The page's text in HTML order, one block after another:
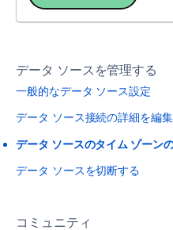
データ ソースを管理する
一般的なデータ ソース設定
データ ソース接続の詳細を編
データ ソースのタイム ゾーン
データ ソースを切断する
コミュニティ